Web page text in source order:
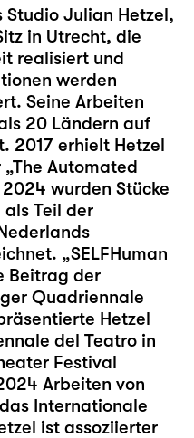
Studio Julian Hetzel,
in Utrecht, die
realisiert und
werden
Seine Arbeiten
20 Ländern auf
2017 erhielt Hetzel
Automated
wurden Stücke
Teil der
„SELFHuman
Beitrag der
Quadriennale
Hetzel
del Teatro in
Festival
Arbeiten von
Internationale
ist assoziierter